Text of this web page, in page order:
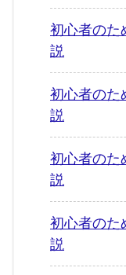
初心者の
説
初心者の
説
初心者の
説
初心者の
説